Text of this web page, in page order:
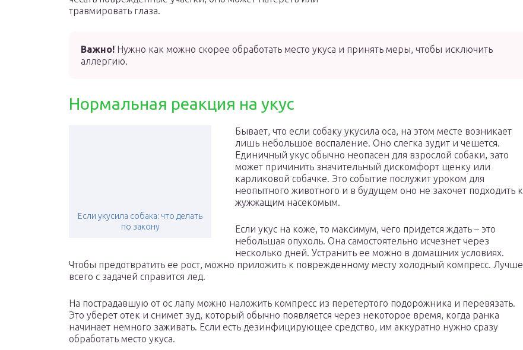
травмировать глаза.
Важно! Нужно как можно скорее обработать место укуса и принять меры, чтобы исключить
аллергию.
Нормальная реакция на укус
Если укусила собака: что делать
по закону
Бывает, что если собаку укусила оса, на этом месте возникает
лишь небольшое воспаление. Оно слегка зудит и чешется.
Единичный укус обычно неопасен для взрослой собаки, зато
может причинить значительный дискомфорт щенку или
карликовой собачке. Это событие послужит уроком для
неопытного животного и в будущем оно не захочет подходить к
жужжащим насекомым.
Если укус на коже, то максимум, чего придется ждать – это
небольшая опухоль. Она самостоятельно исчезнет через
несколько дней. Устранить ее можно в домашних условиях.
Чтобы предотвратить ее рост, можно приложить к поврежденному месту холодный компресс. Лучше
всего с задачей справится лед.
На пострадавшую от ос лапу можно наложить компресс из перетертого подорожника и перевязать.
Это уберет отек и снимет зуд, который обычно появляется через некоторое время, когда ранка
начинает немного заживать. Если есть дезинфицирующее средство, им аккуратно нужно сразу
обработать место укуса.